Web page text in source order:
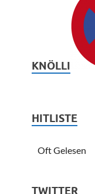
KNÖLLI
HITLISTE
Oft Gelesen
TWITTER